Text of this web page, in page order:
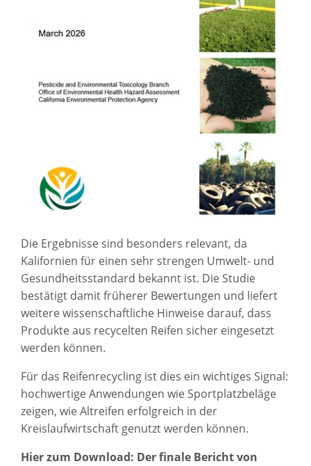
Die Ergebnisse sind besonders relevant, da
Kalifornien für einen sehr strengen Umwelt- und
Gesundheitsstandard bekannt ist. Die Studie
bestätigt damit früherer Bewertungen und liefert
weitere wissenschaftliche Hinweise darauf, dass
Produkte aus recycelten Reifen sicher eingesetzt
werden können.
Für das Reifenrecycling ist dies ein wichtiges Signal:
hochwertige Anwendungen wie Sportplatzbeläge
zeigen, wie Altreifen erfolgreich in der
Kreislaufwirtschaft genutzt werden können.
Hier zum Download: Der finale Bericht von